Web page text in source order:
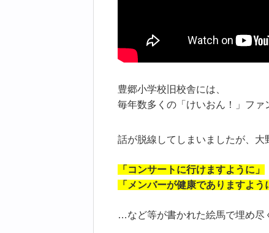
豊郷小学校旧校舎には、
毎年数多くの「けいおん！」ファ
話が脱線してしまいましたが、大
「コンサートに行けますように」
「メンバーが健康でありますよう
…など等が書かれた絵馬で埋め尽